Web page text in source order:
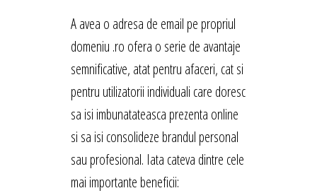
A avea o adresa de email pe propriul
domeniu .ro ofera o serie de avantaje
semnificative, atat pentru afaceri, cat si
pentru utilizatorii individuali care doresc
sa isi imbunatateasca prezenta online
si sa isi consolideze brandul personal
sau profesional. Iata cateva dintre cele
mai importante beneficii: